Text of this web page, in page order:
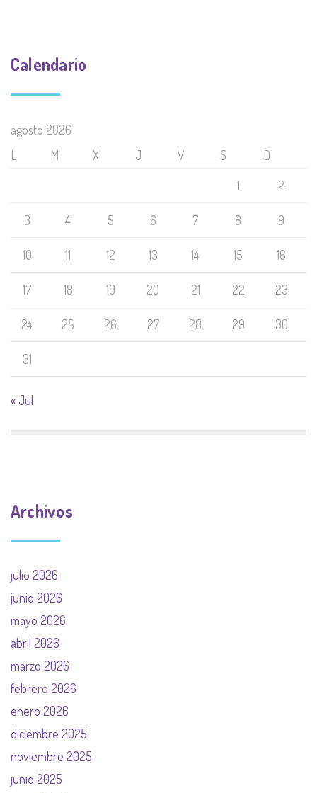
Calendario
agosto 2026
L
M X J V S
D
1
2
3 4 5 6 7 8 9
10 11 12 13 14 15 16
17 18 19 20 21 22 23
24 25 26 27 28 29 30
31
« Jul
Archivos
julio 2026
junio 2026
mayo 2026
abril 2026
marzo 2026
febrero 2026
enero 2026
diciembre 2025
noviembre 2025
junio 2025